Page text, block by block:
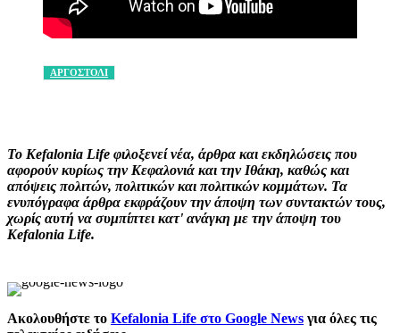
ΑΡΓΟΣΤΟΛΙ
Το Kefalonia Life φιλοξενεί νέα, άρθρα και εκδηλώσεις που
αφορούν κυρίως την Κεφαλονιά και την Ιθάκη, καθώς και
απόψεις πολιτών, πολιτικών και πολιτικών κομμάτων. Τα
ενυπόγραφα άρθρα εκφράζουν την άποψη των συντακτών τους,
χωρίς αυτή να συμπίπτει κατ' ανάγκη με την άποψη του
Kefalonia Life.
Ακολουθήστε το Kefalonia Life στο Google News για όλες τις